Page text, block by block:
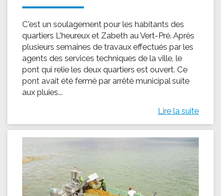
C'est un soulagement pour les habitants des
quartiers L'heureux et Zabeth au Vert-Pré. Après
plusieurs semaines de travaux effectués par les
agents des services techniques de la ville, le
pont qui relie les deux quartiers est ouvert. Ce
pont avait été fermé par arrêté municipal suite
aux pluies...
Lire la suite